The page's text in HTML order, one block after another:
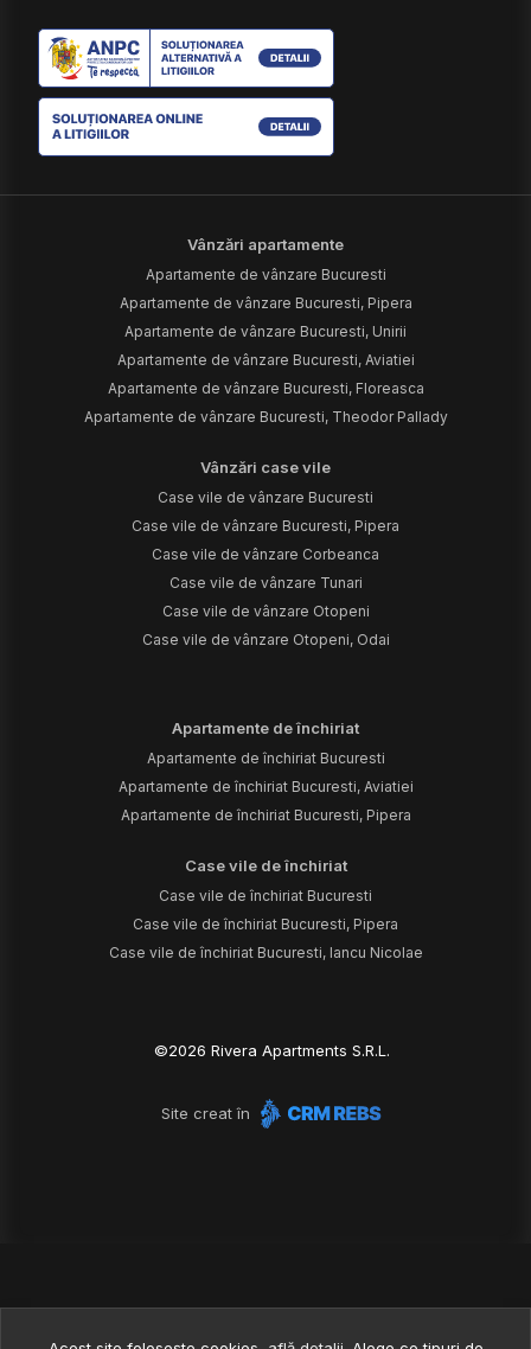
Vânzări apartamente
Apartamente de vânzare Bucuresti
Apartamente de vânzare Bucuresti, Pipera
Apartamente de vânzare Bucuresti, Unirii
Apartamente de vânzare Bucuresti, Aviatiei
Apartamente de vânzare Bucuresti, Floreasca
Apartamente de vânzare Bucuresti, Theodor Pallady
Vânzări case vile
Case vile de vânzare Bucuresti
Case vile de vânzare Bucuresti, Pipera
Case vile de vânzare Corbeanca
Case vile de vânzare Tunari
Case vile de vânzare Otopeni
Case vile de vânzare Otopeni, Odai
Apartamente de închiriat
Apartamente de închiriat Bucuresti
Apartamente de închiriat Bucuresti, Aviatiei
Apartamente de închiriat Bucuresti, Pipera
Case vile de închiriat
Case vile de închiriat Bucuresti
Case vile de închiriat Bucuresti, Pipera
Case vile de închiriat Bucuresti, Iancu Nicolae
©2026 Rivera Apartments S.R.L.
Site creat în